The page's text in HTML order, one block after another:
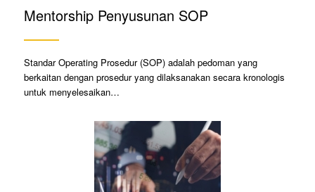
Mentorship Penyusunan SOP
Standar Operating Prosedur (SOP) adalah pedoman yang
berkaitan dengan prosedur yang dilaksanakan secara kronologis
untuk menyelesaikan…